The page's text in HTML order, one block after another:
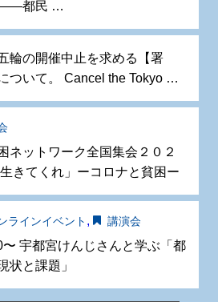
——都民 …
輪の開催中止を求める【署
ついて。 Cancel the Tokyo …
ネットワーク全国集会２０２
生きてくれ」ーコロナと貧困ー
ラインイベント , 講演会
〜 宇都宮けんじさんと学ぶ「都
状と課題」